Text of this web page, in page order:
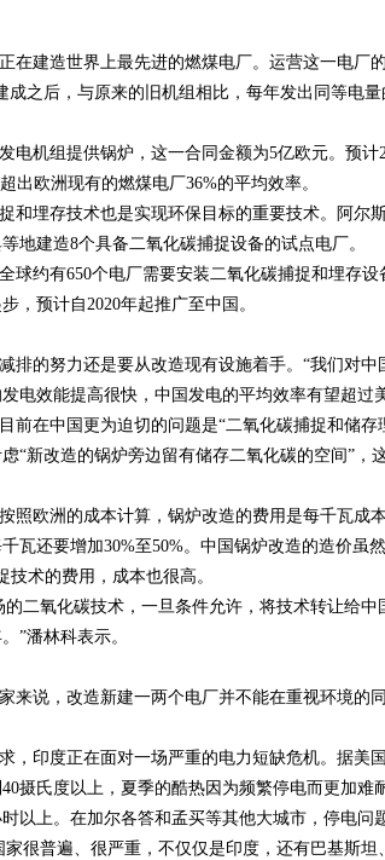
在建造世界上最先进的燃煤电厂。运营这一电厂
成之后，与原来的旧机组相比，每年发出同等电
电机组提供锅炉，这一合同金额为5亿欧元。预计
出欧洲现有的燃煤电厂36%的平均效率。
和埋存技术也是实现环保目标的重要技术。阿尔
地建造8个具备二氧化碳捕捉设备的试点电厂。
球约有650个电厂需要安装二氧化碳捕捉和埋存
，预计自2020年起推广至中国。
排的努力还是要从改造现有设施着手。“我们对中
电效能提高很快，中国发电的平均效率有望超过
前在中国更为迫切的问题是“二氧化碳捕捉和储存
“新改造的锅炉旁边留有储存二氧化碳的空间”，
照欧洲的成本计算，锅炉改造的费用是每千瓦成
瓦还要增加30%至50%。中国锅炉改造的造价虽
术的费用，成本也很高。
二氧化碳技术，一旦条件允许，将技术转让给中
”潘林科表示。
来说，改造新建一两个电厂并不能在重视环境的
，印度正在面对一场严重的电力短缺危机。据美
摄氏度以上，夏季的酷热因为频繁停电而更加难
以上。在加尔各答和孟买等其他大城市，停电问
很普遍、很严重，不仅仅是印度，还有巴基斯坦